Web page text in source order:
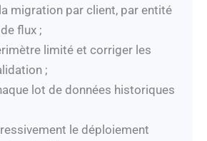
migration par client, par entité
flux ;
limité et corriger les
;
lot de données historiques
le déploiement